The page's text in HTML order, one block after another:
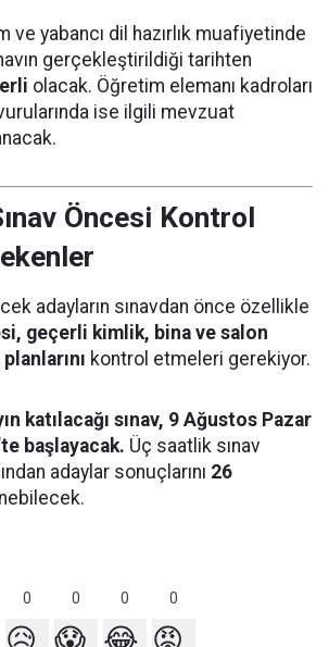
yabancı dil hazırlık muafiyetinde
gerçekleştirildiği tarihten
olacak. Öğretim elemanı kadroları
ise ilgili mevzuat
Öncesi Kontrol
adayların sınavdan önce özellikle
geçerli kimlik, bina ve salon
kontrol etmeleri gerekiyor.
katılacağı sınav, 9 Ağustos Pazar
başlayacak. Üç saatlik sınav
adaylar sonuçlarını 26
0 0 0 0